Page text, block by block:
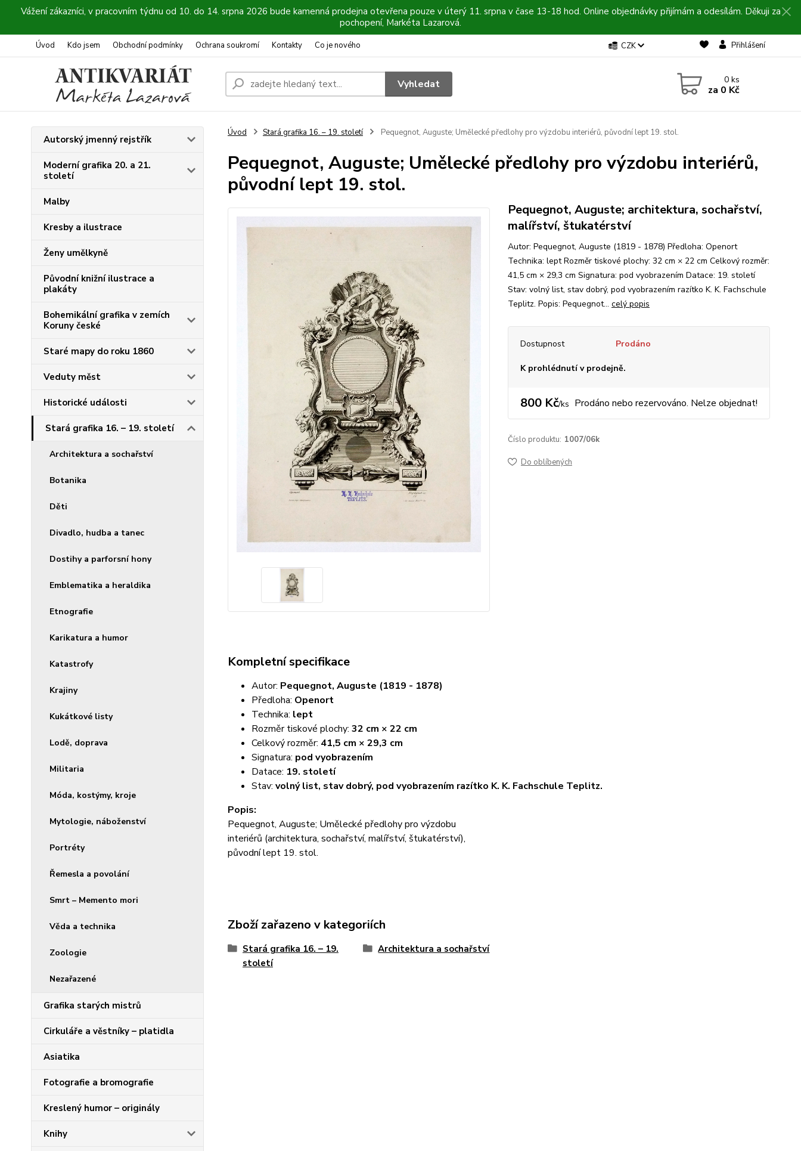
Vážení zákazníci, v pracovním týdnu od 10. do 14. srpna 2026 bude kamenná prodejna otevřena pouze v úterý 11. srpna v čase 13-18 hod. Online objednávky přijímám a odesílám. Děkuji za
pochopení, Markéta Lazarová.
Úvod Kdo jsem Obchodní podmínky Ochrana soukromí Kontakty Co je nového CZK Přihlášení
Vyhledat 0ks
za 0 Kč
Autorský jmenný rejstřík
Moderní grafika 20. a 21.
století
Malby
Kresby a ilustrace
Ženy umělkyně
Původní knižní ilustrace a
plakáty
Bohemikální grafika v zemích
Koruny české
Staré mapy do roku 1860
Veduty měst
Historické události
Stará grafika 16. – 19. století
Architektura a sochařství
Botanika
Děti
Divadlo, hudba a tanec
Dostihy a parforsní hony
Emblematika a heraldika
Etnografie
Karikatura a humor
Katastrofy
Krajiny
Kukátkové listy
Lodě, doprava
Militaria
Móda, kostýmy, kroje
Mytologie, náboženství
Portréty
Řemesla a povolání
Smrt – Memento mori
Věda a technika
Zoologie
Nezařazené
Grafika starých mistrů
Cirkuláře a věstníky – platidla
Asiatika
Fotografie a bromografie
Kreslený humor – originály
Knihy
Úvod Stará grafika 16. – 19. století Pequegnot, Auguste; Umělecké předlohy pro výzdobu interiérů, původní lept 19. stol.
Pequegnot, Auguste; Umělecké předlohy pro výzdobu interiérů,
původní lept 19. stol.
Pequegnot, Auguste; architektura, sochařství,
malířství, štukatérství
Autor: Pequegnot, Auguste (1819 - 1878) Předloha: Openort
Technika: lept Rozměr tiskové plochy: 32 cm × 22 cm Celkový rozměr:
41,5 cm × 29,3 cm Signatura: pod vyobrazením Datace: 19. století
Stav: volný list, stav dobrý, pod vyobrazením razítko K. K. Fachschule
Teplitz. Popis: Pequegnot... celý popis
Dostupnost Prodáno
K prohlédnutí v prodejně.
800 Kč/ks Prodáno nebo rezervováno. Nelze objednat!
Číslo produktu: 1007/06k
Do oblíbených
Kompletní specifikace
Autor: Pequegnot, Auguste (1819 - 1878)
Předloha: Openort
Technika: lept
Rozměr tiskové plochy: 32 cm × 22 cm
Celkový rozměr: 41,5 cm × 29,3 cm
Signatura: pod vyobrazením
Datace: 19. století
Stav: volný list, stav dobrý, pod vyobrazením razítko K. K. Fachschule Teplitz.
Popis:
Pequegnot, Auguste; Umělecké předlohy pro výzdobu
interiérů (architektura, sochařství, malířství, štukatérství),
původní lept 19. stol.
Zboží zařazeno v kategoriích
Stará grafika 16. – 19.
století
Architektura a sochařství